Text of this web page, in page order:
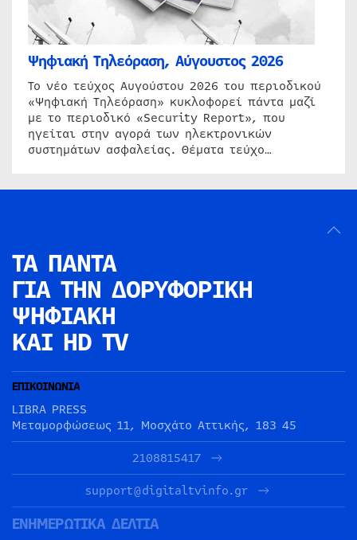
Ψηφιακή Τηλεόραση, Αύγουστος 2026
Το νέο τεύχος Αυγούστου 2026 του περιοδικού
«Ψηφιακή Τηλεόραση» κυκλοφορεί πάντα μαζί
με το περιοδικό «Security Report», που
ηγείται στην αγορά των ηλεκτρονικών
συστημάτων ασφαλείας. Θέματα τεύχο…
ΤΑ ΠΑΝΤΑ
ΓΙΑ ΤΗΝ ΔΟΡΥΦΟΡΙΚΗ
ΨΗΦΙΑΚΗ
ΚΑΙ HD TV
ΕΠΙΚΟΙΝΩΝΙΑ
LIBRA PRESS
Μεταμορφώσεως 11, Μοσχάτο Αττικής, 183 45
2108815417
support@digitaltvinfo.gr
ΕΝΗΜΕΡΩΤΙΚΑ ΔΕΛΤΙΑ